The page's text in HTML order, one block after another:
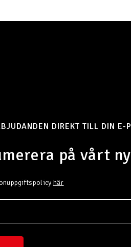
DIREKT TILL DIN E-
på vårt
här